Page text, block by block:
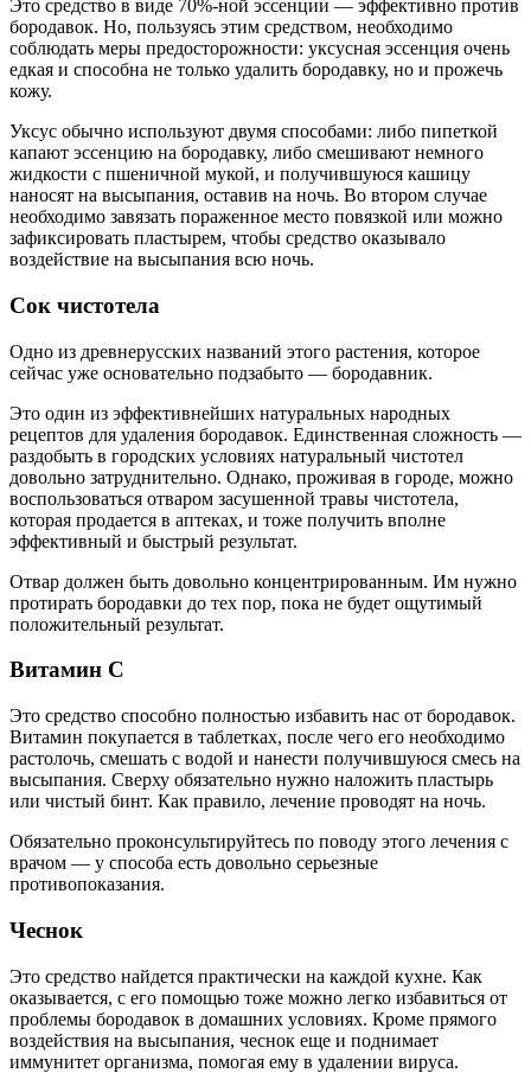
Это средство в виде 70%-ной эссенции — эффективно против
бородавок. Но, пользуясь этим средством, необходимо
соблюдать меры предосторожности: уксусная эссенция очень
едкая и способна не только удалить бородавку, но и прожечь
кожу.
Уксус обычно используют двумя способами: либо пипеткой
капают эссенцию на бородавку, либо смешивают немного
жидкости с пшеничной мукой, и получившуюся кашицу
наносят на высыпания, оставив на ночь. Во втором случае
необходимо завязать пораженное место повязкой или можно
зафиксировать пластырем, чтобы средство оказывало
воздействие на высыпания всю ночь.
Сок чистотела
Одно из древнерусских названий этого растения, которое
сейчас уже основательно подзабыто — бородавник.
Это один из эффективнейших натуральных народных
рецептов для удаления бородавок. Единственная сложность —
раздобыть в городских условиях натуральный чистотел
довольно затруднительно. Однако, проживая в городе, можно
воспользоваться отваром засушенной травы чистотела,
которая продается в аптеках, и тоже получить вполне
эффективный и быстрый результат.
Отвар должен быть довольно концентрированным. Им нужно
протирать бородавки до тех пор, пока не будет ощутимый
положительный результат.
Витамин С
Это средство способно полностью избавить нас от бородавок.
Витамин покупается в таблетках, после чего его необходимо
растолочь, смешать с водой и нанести получившуюся смесь на
высыпания. Сверху обязательно нужно наложить пластырь
или чистый бинт. Как правило, лечение проводят на ночь.
Обязательно проконсультируйтесь по поводу этого лечения с
врачом — у способа есть довольно серьезные
противопоказания.
Чеснок
Это средство найдется практически на каждой кухне. Как
оказывается, с его помощью тоже можно легко избавиться от
проблемы бородавок в домашних условиях. Кроме прямого
воздействия на высыпания, чеснок еще и поднимает
иммунитет организма, помогая ему в удалении вируса.